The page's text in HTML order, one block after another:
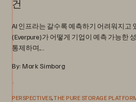
건
AI 인프라는 갈수록 예측하기 어려워지고
(Everpure)가 어떻게 기업이 예측 가능한
통제하며,…
By: Mark Simborg
PERSPECTIVES,THE PURE STORAGE